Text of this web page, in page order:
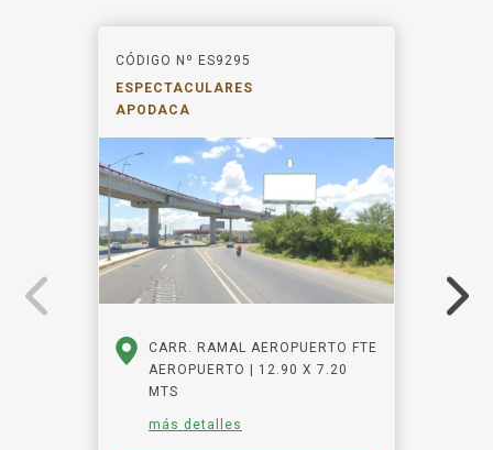
CÓDIGO Nº ES9295
ESPECTACULARES
APODACA
CARR. RAMAL AEROPUERTO FTE
AEROPUERTO | 12.90 X 7.20
MTS
más detalles